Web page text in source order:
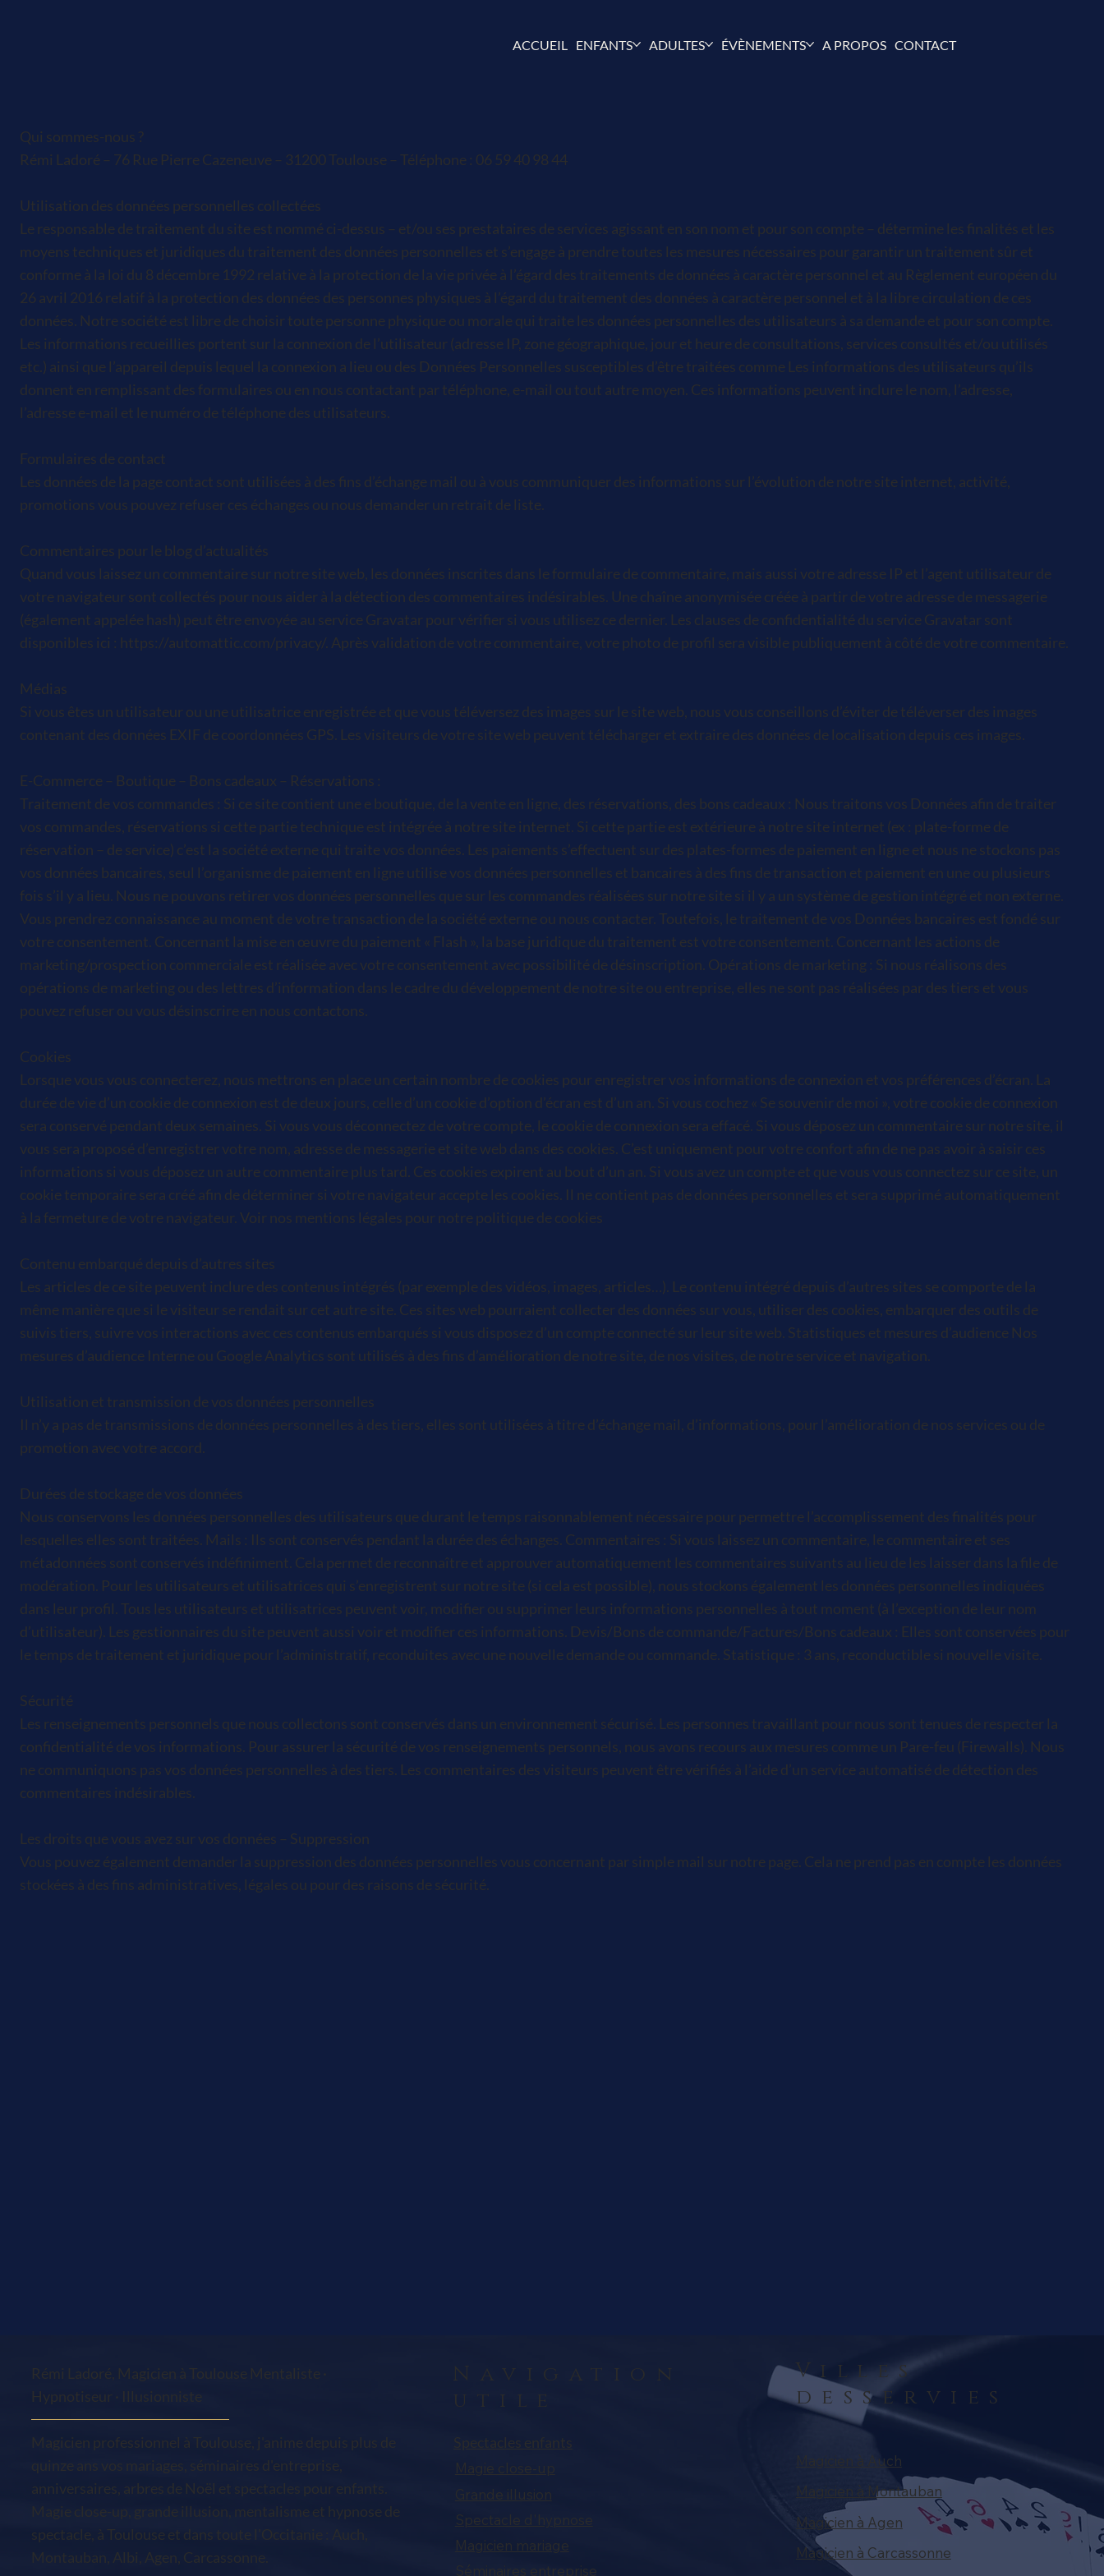
ACCUEIL ENFANTS ADULTES ÉVÈNEMENTS A PROPOS CONTACT
Qui sommes-nous ?
Rémi Ladoré – 76 Rue Pierre Cazeneuve – 31200 Toulouse – Téléphone : 06 59 40 98 44
Utilisation des données personnelles collectées
Le responsable de traitement du site est nommé ci-dessus – et/ou ses prestataires de services agissant en son nom et pour son compte – détermine les finalités et les
moyens techniques et juridiques du traitement des données personnelles et s’engage à prendre toutes les mesures nécessaires pour garantir un traitement sûr et
conforme à la loi du 8 décembre 1992 relative à la protection de la vie privée à l’égard des traitements de données à caractère personnel et au Règlement européen du
26 avril 2016 relatif à la protection des données des personnes physiques à l’égard du traitement des données à caractère personnel et à la libre circulation de ces
données. Notre société est libre de choisir toute personne physique ou morale qui traite les données personnelles des utilisateurs à sa demande et pour son compte.
Les informations recueillies portent sur la connexion de l’utilisateur (adresse IP, zone géographique, jour et heure de consultations, services consultés et/ou utilisés
etc.) ainsi que l’appareil depuis lequel la connexion a lieu ou des Données Personnelles susceptibles d’être traitées comme Les informations des utilisateurs qu’ils
donnent en remplissant des formulaires ou en nous contactant par téléphone, e-mail ou tout autre moyen. Ces informations peuvent inclure le nom, l’adresse,
l’adresse e-mail et le numéro de téléphone des utilisateurs.
Formulaires de contact
Les données de la page contact sont utilisées à des fins d’échange mail ou à vous communiquer des informations sur l’évolution de notre site internet, activité,
promotions vous pouvez refuser ces échanges ou nous demander un retrait de liste.
Commentaires pour le blog d’actualités
Quand vous laissez un commentaire sur notre site web, les données inscrites dans le formulaire de commentaire, mais aussi votre adresse IP et l’agent utilisateur de
votre navigateur sont collectés pour nous aider à la détection des commentaires indésirables. Une chaîne anonymisée créée à partir de votre adresse de messagerie
(également appelée hash) peut être envoyée au service Gravatar pour vérifier si vous utilisez ce dernier. Les clauses de confidentialité du service Gravatar sont
disponibles ici : https://automattic.com/privacy/. Après validation de votre commentaire, votre photo de profil sera visible publiquement à côté de votre commentaire.
Médias
Si vous êtes un utilisateur ou une utilisatrice enregistrée et que vous téléversez des images sur le site web, nous vous conseillons d’éviter de téléverser des images
contenant des données EXIF de coordonnées GPS. Les visiteurs de votre site web peuvent télécharger et extraire des données de localisation depuis ces images.
E-Commerce – Boutique – Bons cadeaux – Réservations :
Traitement de vos commandes : Si ce site contient une e boutique, de la vente en ligne, des réservations, des bons cadeaux : Nous traitons vos Données afin de traiter
vos commandes, réservations si cette partie technique est intégrée à notre site internet. Si cette partie est extérieure à notre site internet (ex : plate-forme de
réservation – de service) c’est la société externe qui traite vos données. Les paiements s’effectuent sur des plates-formes de paiement en ligne et nous ne stockons pas
vos données bancaires, seul l’organisme de paiement en ligne utilise vos données personnelles et bancaires à des fins de transaction et paiement en une ou plusieurs
fois s’il y a lieu. Nous ne pouvons retirer vos données personnelles que sur les commandes réalisées sur notre site si il y a un système de gestion intégré et non externe.
Vous prendrez connaissance au moment de votre transaction de la société externe ou nous contacter. Toutefois, le traitement de vos Données bancaires est fondé sur
votre consentement. Concernant la mise en œuvre du paiement « Flash », la base juridique du traitement est votre consentement. Concernant les actions de
marketing/prospection commerciale est réalisée avec votre consentement avec possibilité de désinscription. Opérations de marketing : Si nous réalisons des
opérations de marketing ou des lettres d’information dans le cadre du développement de notre site ou entreprise, elles ne sont pas réalisées par des tiers et vous
pouvez refuser ou vous désinscrire en nous contactons.
Cookies
Lorsque vous vous connecterez, nous mettrons en place un certain nombre de cookies pour enregistrer vos informations de connexion et vos préférences d’écran. La
durée de vie d’un cookie de connexion est de deux jours, celle d’un cookie d’option d’écran est d’un an. Si vous cochez « Se souvenir de moi », votre cookie de connexion
sera conservé pendant deux semaines. Si vous vous déconnectez de votre compte, le cookie de connexion sera effacé. Si vous déposez un commentaire sur notre site, il
vous sera proposé d’enregistrer votre nom, adresse de messagerie et site web dans des cookies. C’est uniquement pour votre confort afin de ne pas avoir à saisir ces
informations si vous déposez un autre commentaire plus tard. Ces cookies expirent au bout d’un an. Si vous avez un compte et que vous vous connectez sur ce site, un
cookie temporaire sera créé afin de déterminer si votre navigateur accepte les cookies. Il ne contient pas de données personnelles et sera supprimé automatiquement
à la fermeture de votre navigateur. Voir nos mentions légales pour notre politique de cookies
Contenu embarqué depuis d’autres sites
Les articles de ce site peuvent inclure des contenus intégrés (par exemple des vidéos, images, articles…). Le contenu intégré depuis d’autres sites se comporte de la
même manière que si le visiteur se rendait sur cet autre site. Ces sites web pourraient collecter des données sur vous, utiliser des cookies, embarquer des outils de
suivis tiers, suivre vos interactions avec ces contenus embarqués si vous disposez d’un compte connecté sur leur site web. Statistiques et mesures d’audience Nos
mesures d’audience Interne ou Google Analytics sont utilisés à des fins d’amélioration de notre site, de nos visites, de notre service et navigation.
Utilisation et transmission de vos données personnelles
Il n’y a pas de transmissions de données personnelles à des tiers, elles sont utilisées à titre d’échange mail, d’informations, pour l’amélioration de nos services ou de
promotion avec votre accord.
Durées de stockage de vos données
Nous conservons les données personnelles des utilisateurs que durant le temps raisonnablement nécessaire pour permettre l’accomplissement des finalités pour
lesquelles elles sont traitées. Mails : Ils sont conservés pendant la durée des échanges. Commentaires : Si vous laissez un commentaire, le commentaire et ses
métadonnées sont conservés indéfiniment. Cela permet de reconnaître et approuver automatiquement les commentaires suivants au lieu de les laisser dans la file de
modération. Pour les utilisateurs et utilisatrices qui s’enregistrent sur notre site (si cela est possible), nous stockons également les données personnelles indiquées
dans leur profil. Tous les utilisateurs et utilisatrices peuvent voir, modifier ou supprimer leurs informations personnelles à tout moment (à l’exception de leur nom
d’utilisateur). Les gestionnaires du site peuvent aussi voir et modifier ces informations. Devis/Bons de commande/Factures/Bons cadeaux : Elles sont conservées pour
le temps de traitement et juridique pour l’administratif, reconduites avec une nouvelle demande ou commande. Statistique : 3 ans, reconductible si nouvelle visite.
Sécurité
Les renseignements personnels que nous collectons sont conservés dans un environnement sécurisé. Les personnes travaillant pour nous sont tenues de respecter la
confidentialité de vos informations. Pour assurer la sécurité de vos renseignements personnels, nous avons recours aux mesures comme un Pare-feu (Firewalls). Nous
ne communiquons pas vos données personnelles à des tiers. Les commentaires des visiteurs peuvent être vérifiés à l’aide d’un service automatisé de détection des
commentaires indésirables.
Les droits que vous avez sur vos données – Suppression
Vous pouvez également demander la suppression des données personnelles vous concernant par simple mail sur notre page. Cela ne prend pas en compte les données
stockées à des fins administratives, légales ou pour des raisons de sécurité.
Rémi Ladoré, Magicien à Toulouse Mentaliste ·
Hypnotiseur · Illusionniste
Magicien professionnel à Toulouse, j'anime depuis plus de
quinze ans vos mariages, séminaires d'entreprise,
anniversaires, arbres de Noël et spectacles pour enfants.
Magie close-up, grande illusion, mentalisme et hypnose de
spectacle, à Toulouse et dans toute l'Occitanie : Auch,
Montauban, Albi, Agen, Carcassonne.
Navigation
utile
Spectacles enfants
Magie close-up
Grande illusion
Spectacle d'hypnose
Magicien mariage
Séminaires entreprise
Villes
desservies
Magicien à Auch
Magicien à Montauban
Magicien à Agen
Magicien à Carcassonne